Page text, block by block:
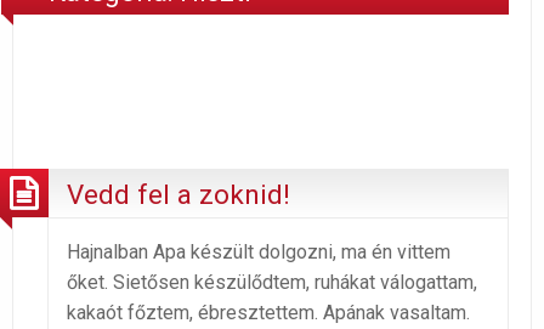
Vedd fel a zoknid!
Hajnalban Apa készült dolgozni, ma én vittem
őket. Sietősen készülődtem, ruhákat válogattam,
kakaót főztem, ébresztettem. Apának vasaltam.